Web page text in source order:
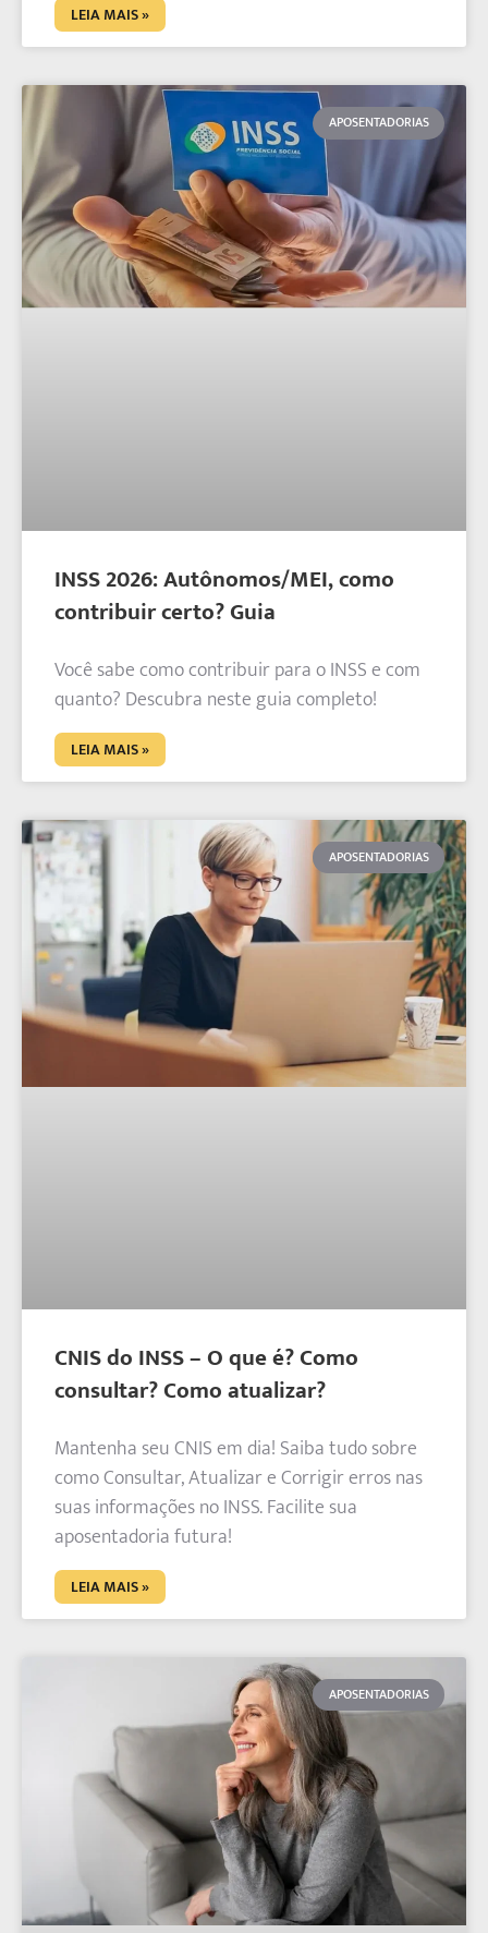
LEIA MAIS »
APOSENTADORIAS
INSS 2026: Autônomos/MEI, como
contribuir certo? Guia
Você sabe como contribuir para o INSS e com
quanto? Descubra neste guia completo!
LEIA MAIS »
APOSENTADORIAS
CNIS do INSS – O que é? Como
consultar? Como atualizar?
Mantenha seu CNIS em dia! Saiba tudo sobre
como Consultar, Atualizar e Corrigir erros nas
suas informações no INSS. Facilite sua
aposentadoria futura!
LEIA MAIS »
APOSENTADORIAS